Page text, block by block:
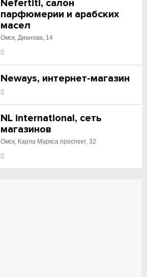
Nefertiti, салон
парфюмерии и арабских
масел
Омск, Дианова, 14
Neways, интернет-магазин
NL international, сеть
магазинов
Омск, Карла Маркса проспект, 32